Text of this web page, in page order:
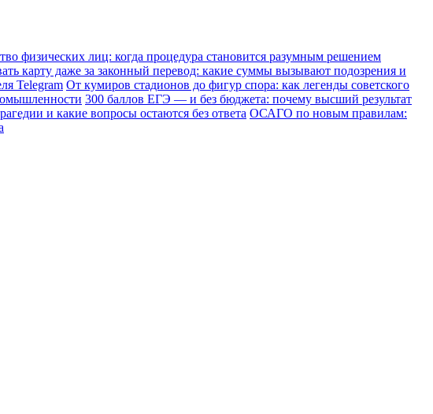
физических лиц: когда процедура становится разумным решением
карту даже за законный перевод: какие суммы вызывают подозрения и
Telegram От кумиров стадионов до фигур спора: как легенды советского
300 баллов ЕГЭ — и без бюджета: почему высший результат
и какие вопросы остаются без ответа ОСАГО по новым правилам: